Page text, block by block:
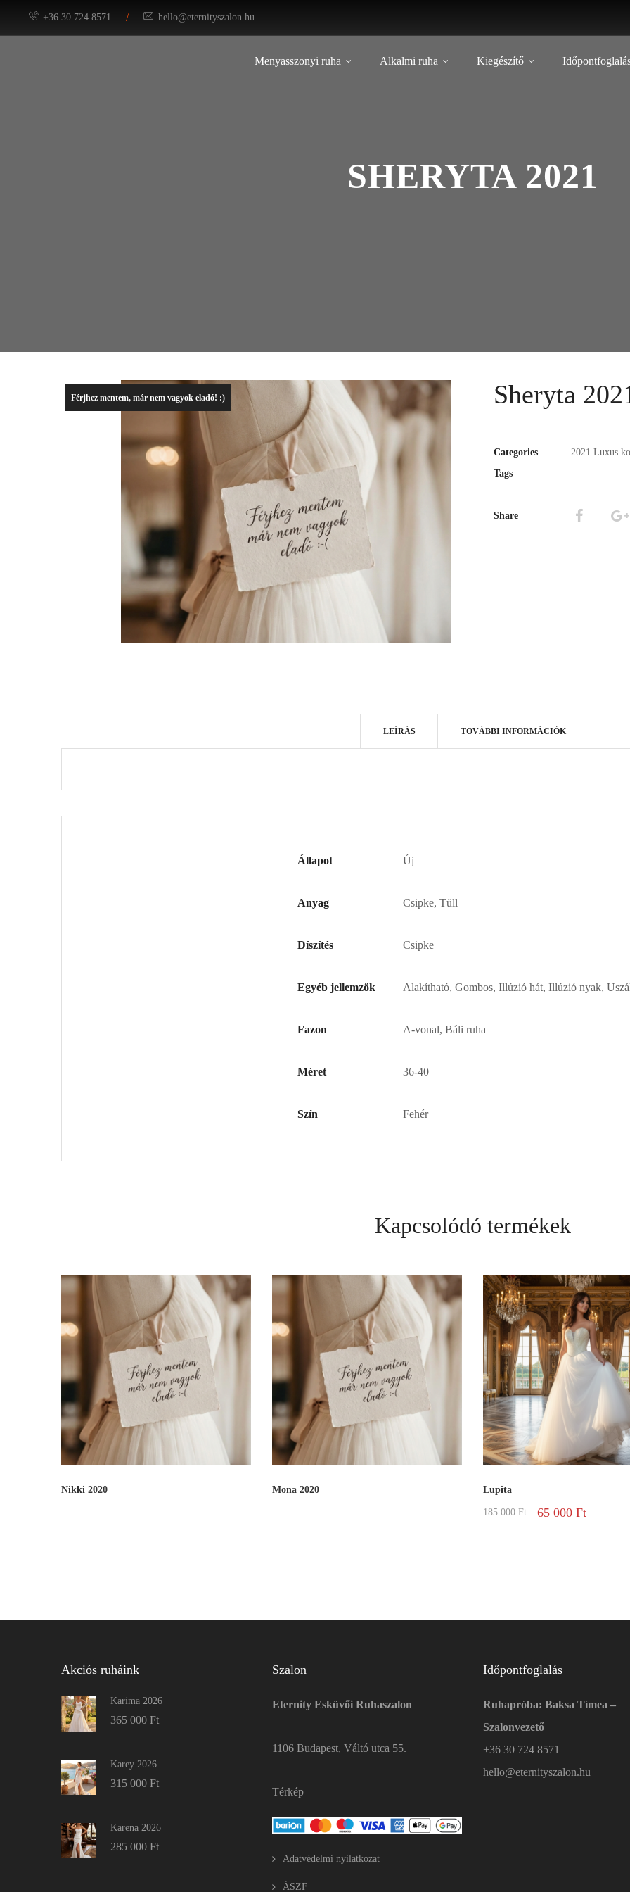
+36 30 724 8571 / hello@eternityszalon.hu
Menyasszonyi ruha Alkalmi ruha Kiegészítő
SHERYTA 2021
Férjhez mentem, már nem vagyok eladó! :) Sheryta
Categories
2021 Luxus
Tags
Share
LEÍRÁS TOVÁBBI INFORMÁCIÓK
Állapot Új
Anyag Csipke, Tüll
Díszítés Csipke
Egyéb jellemzők Alakítható, Gombos, Illúzió hát, Illúzió nyak,
Fazon A-vonal, Báli ruha
Méret 36-40
Szín Fehér
Kapcsolódó termékek
Nikki 2020 Mona 2020 Lupita
185 000Ft 65 000 Ft
Akciós ruháink
Karima 2026
365 000 Ft
Karey 2026
315 000 Ft
Karena 2026
285 000 Ft
Szalon
Eternity Esküvői Ruhaszalon
1106 Budapest, Váltó utca 55.
Térkép
Adatvédelmi nyilatkozat
ÁSZF
Időpontfoglalás
Ruhapróba: Baksa Tímea –
Szalonvezető
+36 30 724 8571
hello@eternityszalon.hu